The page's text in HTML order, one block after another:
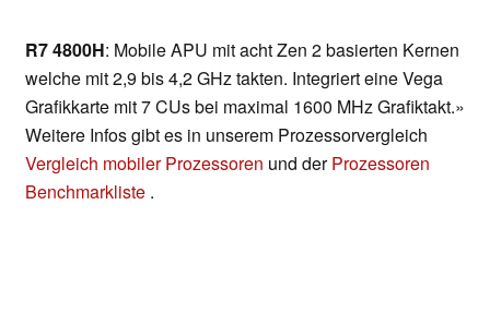
R7 4800H: Mobile APU mit acht Zen 2 basierten Kernen
welche mit 2,9 bis 4,2 GHz takten. Integriert eine Vega
Grafikkarte mit 7 CUs bei maximal 1600 MHz Grafiktakt.»
Weitere Infos gibt es in unserem Prozessorvergleich
Vergleich mobiler Prozessoren und derProzessoren
Benchmarkliste .